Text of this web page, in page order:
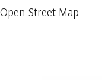
Open Street Map